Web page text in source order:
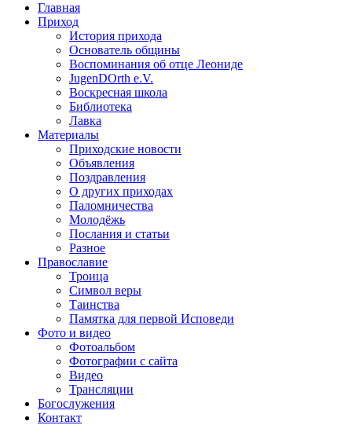
Главная
Приход
История прихода
Основатель общины
Воспоминания об отце Леониде
JugenDOrth e.V.
Воскресная школа
Библиотека
Лавка
Материалы
Приходские новости
Объявления
Поздравления
О других приходах
Паломничества
Молодёжь
Послания и статьи
Разное
Православие
Троица
Символ веры
Таинства
Памятка для первой Исповеди
Фото и видео
Фотоальбом
Фотографии с сайта
Видео
Трансляции
Богослужения
Контакт